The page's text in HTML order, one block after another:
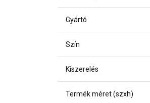
Gyártó
Szín
Kiszerelés
Termék méret (szxh)